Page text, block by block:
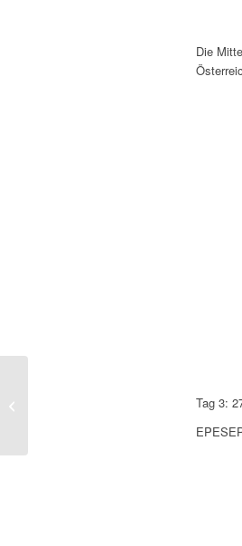
Die
Tag 3:
„Wofür Schriftstellerinnen aus aller
Welt kämpfen“ – EPESEP-Projekt...